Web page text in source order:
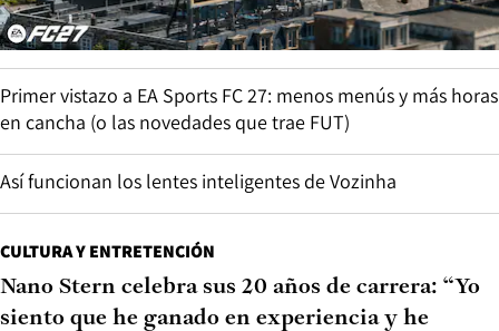
Primer vistazo a EA Sports FC 27: menos menús y más horas
en cancha (o las novedades que trae FUT)
Así funcionan los lentes inteligentes de Vozinha
CULTURA Y ENTRETENCIÓN
Nano Stern celebra sus 20 años de carrera: “Yo
siento que he ganado en experiencia y he